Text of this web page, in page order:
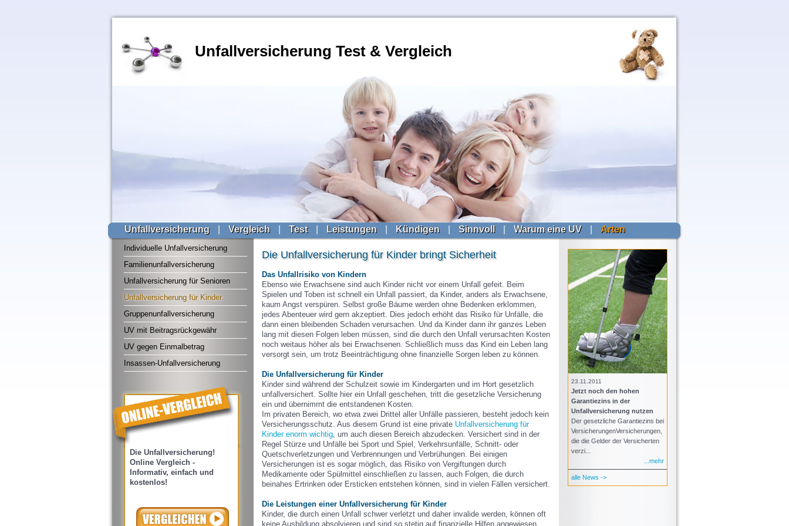
Unfallversicherung Test & Vergleich
Unfallversicherung Vergleich Test Leistungen Kündigen Sinnvoll Warum eine UV Arten
Individuelle Unfallversicherung
Familienunfallversicherung
Unfallversicherung für Senioren
Unfallversicherung für Kinder
Gruppenunfallversicherung
UV mit Beitragsrückgewähr
UV gegen Einmalbetrag
Insassen-Unfallversicherung
Die Unfallversicherung!
Online Vergleich -
Informativ, einfach und
kostenlos!
Die Unfallversicherung für Kinder bringt Sicherheit
Das Unfallrisiko von Kindern
Ebenso wie Erwachsene sind auch Kinder nicht vor einem Unfall gefeit. Beim
Spielen und Toben ist schnell ein Unfall passiert, da Kinder, anders als Erwachsene,
kaum Angst verspüren. Selbst große Bäume werden ohne Bedenken erklommen,
jedes Abenteuer wird gern akzeptiert. Dies jedoch erhöht das Risiko für Unfälle, die
dann einen bleibenden Schaden verursachen. Und da Kinder dann ihr ganzes Leben
lang mit diesen Folgen leben müssen, sind die durch den Unfall verursachten Kosten
noch weitaus höher als bei Erwachsenen. Schließlich muss das Kind ein Leben lang
versorgt sein, um trotz Beeinträchtigung ohne finanzielle Sorgen leben zu können.
Die Unfallversicherung für Kinder
Kinder sind während der Schulzeit sowie im Kindergarten und im Hort gesetzlich
unfallversichert. Sollte hier ein Unfall geschehen, tritt die gesetzliche Versicherung
ein und übernimmt die entstandenen Kosten.
Im privaten Bereich, wo etwa zwei Drittel aller Unfälle passieren, besteht jedoch kein
Versicherungsschutz. Aus diesem Grund ist eine private Unfallversicherung für
Kinder enorm wichtig, um auch diesen Bereich abzudecken. Versichert sind in der
Regel Stürze und Unfälle bei Sport und Spiel, Verkehrsunfälle, Schnitt- oder
Quetschverletzungen und Verbrennungen und Verbrühungen. Bei einigen
Versicherungen ist es sogar möglich, das Risiko von Vergiftungen durch
Medikamente oder Spülmittel einschließen zu lassen, auch Folgen, die durch
beinahes Ertrinken oder Ersticken entstehen können, sind in vielen Fällen versichert.
Die Leistungen einer Unfallversicherung für Kinder
Kinder, die durch einen Unfall schwer verletzt und daher invalide werden, können oft
keine Ausbildung absolvieren und sind so stetig auf finanzielle Hilfen angewiesen.
23.11.2011
Jetzt noch den hohen
Garantiezins in der
Unfallversicherung nutzen
Der gesetzliche Garantiezins bei
VersicherungenVersicherungen,
die die Gelder der Versicherten
verzi...
...mehr
alle News ->